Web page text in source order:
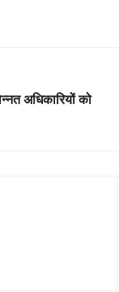
अधिकारियों को